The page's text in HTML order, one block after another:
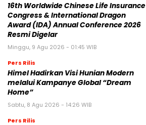
16th Worldwide Chinese Life Insurance
Congress & International Dragon
Award (IDA) Annual Conference 2026
Resmi Digelar
Minggu, 9 Agu 2026 - 01:45 WIB
Pers Rilis
Himel Hadirkan Visi Hunian Modern
melalui Kampanye Global “Dream
Home”
Sabtu, 8 Agu 2026 - 14:26 WIB
Pers Rilis